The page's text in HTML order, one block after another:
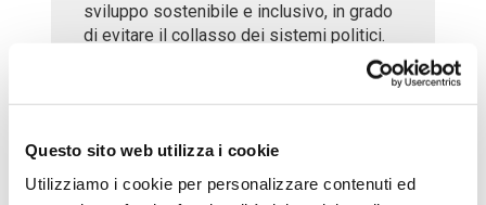
Questo sito web utilizza i cookie
Utilizziamo i cookie per personalizzare contenuti ed
sviluppo sostenibile e inclusivo, in grado
di evitare il collasso dei sistemi politici.
L’Europa è ad un bivio storico: o si integra
anche con strumenti nuovi di solidarietà
Commissione europea, oppure è
e miopia di tecnocrati. Papa Francesco ha